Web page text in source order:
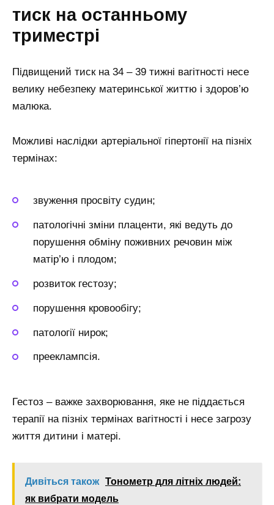
тиск на останньому
триместрі
Підвищений тиск на 34 – 39 тижні вагітності несе
велику небезпеку материнської життю і здоров’ю
малюка.
Можливі наслідки артеріальної гіпертонії на пізніх
термінах:
звуження просвіту судин;
патологічні зміни плаценти, які ведуть до
порушення обміну поживних речовин між
матір’ю і плодом;
розвиток гестозу;
порушення кровообігу;
патології нирок;
прееклампсія.
Гестоз – важке захворювання, яке не піддається
терапії на пізніх термінах вагітності і несе загрозу
життя дитини і матері.
Дивіться також Тонометр для літніх людей:
як вибрати модель